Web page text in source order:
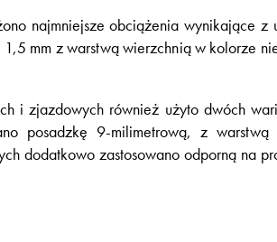
najmniejsze obciążenia wynikające
mm z warstwą wierzchnią w kolorze
i zjazdowych również użyto dwóch
posadzkę 9-milimetrową, z
dodatkowo zastosowano odporną na